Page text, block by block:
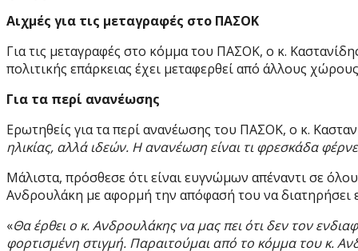
Αιχμές για τις μεταγραφές στο ΠΑΣΟΚ
Για τις μεταγραφές στο κόμμα του ΠΑΣΟΚ, ο κ.
πολιτικής επάρκειας έχει μεταφερθεί από άλλους
Για τα περί ανανέωσης
Ερωτηθείς για τα περί ανανέωσης του ΠΑΣΟΚ, ο κ.
ηλικίας, αλλά ιδεών. Η ανανέωση είναι τι φρεσκάδα
Μάλιστα, πρόσθεσε ότι είναι ευγνώμων απέναντι σε
Ανδρουλάκη με αφορμή την απόφασή του να διατηρήσει
«Θα έρθει ο κ. Ανδρουλάκης να μας πει ότι δεν τον
φορτισμένη στιγμή. Παραιτούμαι από το κόμμα του κ.